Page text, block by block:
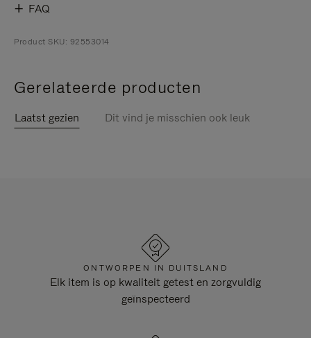
FAQ
Product SKU: 92553014
Gerelateerde producten
Laatst gezien Dit vind je misschien ook leuk
ONTWORPEN IN DUITSLAND
Elk item is op kwaliteit getest en zorgvuldig
geïnspecteerd